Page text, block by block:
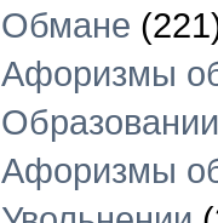
Обмане
Афоризмы
Образовании
Афоризмы